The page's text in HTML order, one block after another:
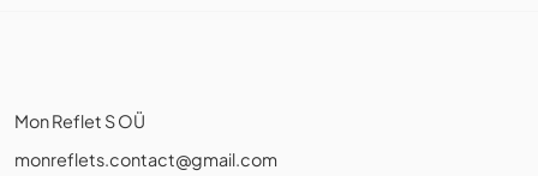
Mon Reflet S OÜ
monreflets.contact@gmail.com